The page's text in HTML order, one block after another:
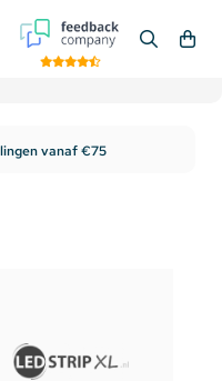
vanaf €75